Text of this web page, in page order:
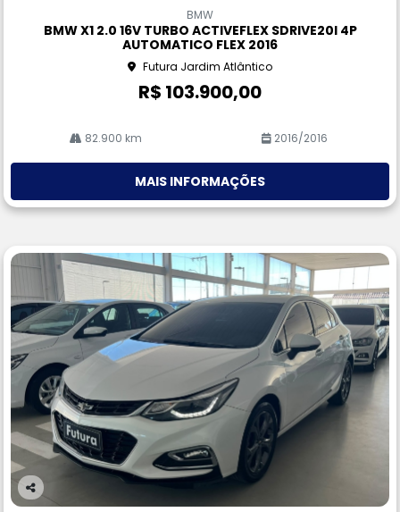
BMW
BMW X1 2.0 16V TURBO ACTIVEFLEX SDRIVE20I 4P
AUTOMATICO FLEX 2016
Futura Jardim Atlântico
R$ 103.900,00
82.900 km 2016/2016
MAIS INFORMAÇÕES
Co